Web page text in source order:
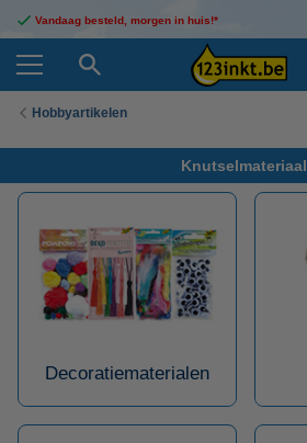
Vandaag besteld, morgen in huis!*
Hobbyartikelen
Knutselmateriaal
Decoratiematerialen